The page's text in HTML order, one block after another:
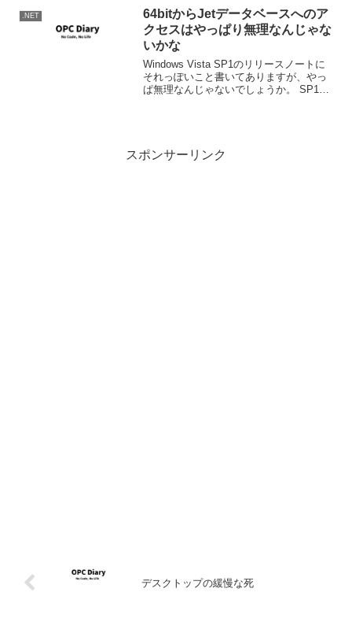
実施。アプリケ...
.NET
64bitからJetデータベースへのア
クセスはやっぱり無理なんじゃな
いかな
Windows Vista SP1のリリースノートに
それっぽいこと書いてありますが、やっ
ぱ無理なんじゃないでしょうか。 SP1か
スポンサーリンク
デスクトップの緩慢な死